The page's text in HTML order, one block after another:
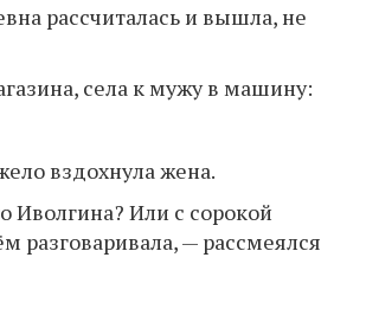
рассчиталась и вышла, не
села к мужу в машину:
вздохнула жена.
Иволгина? Или с сорокой
разговаривала, — рассмеялся